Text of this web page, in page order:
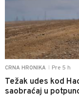
CRNA HRONIKA Pre 5 h
Težak udes kod
saobraćaj u